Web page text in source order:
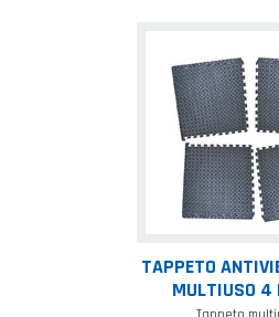
4
pezzi
TAPPETO
MULTIUSO 4